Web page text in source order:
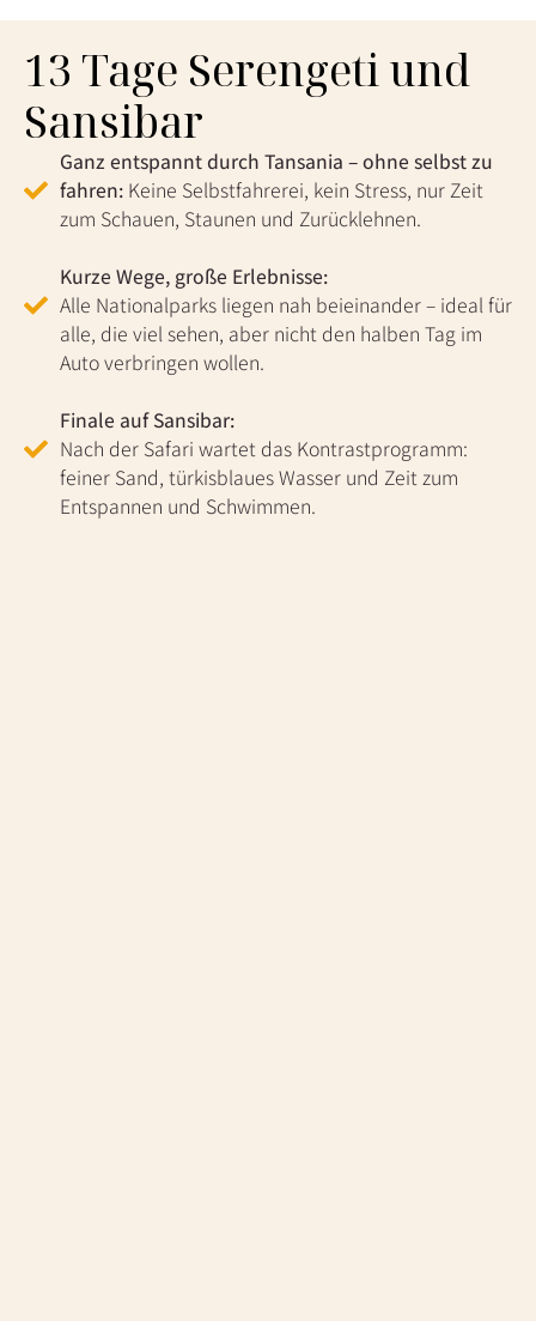
13 Tage Serengeti und
Sansibar
Ganz entspannt durch Tansania – ohne selbst zu
fahren: Keine Selbstfahrerei, kein Stress, nur Zeit
zum Schauen, Staunen und Zurücklehnen.
Kurze Wege, große Erlebnisse:
Alle Nationalparks liegen nah beieinander – ideal für
alle, die viel sehen, aber nicht den halben Tag im
Auto verbringen wollen.
Finale auf Sansibar:
Nach der Safari wartet das Kontrastprogramm:
feiner Sand, türkisblaues Wasser und Zeit zum
Entspannen und Schwimmen.